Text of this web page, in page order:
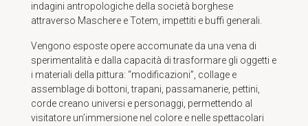
indagini antropologiche della società borghese
attraverso Maschere e Totem, impettiti e buffi generali.
Vengono esposte opere accomunate da una vena di
sperimentalità e dalla capacità di trasformare gli oggetti e
i materiali della pittura: “modificazioni”, collage e
assemblage di bottoni, trapani, passamanerie, pettini,
corde creano universi e personaggi, permettendo al
visitatore un’immersione nel colore e nelle spettacolari